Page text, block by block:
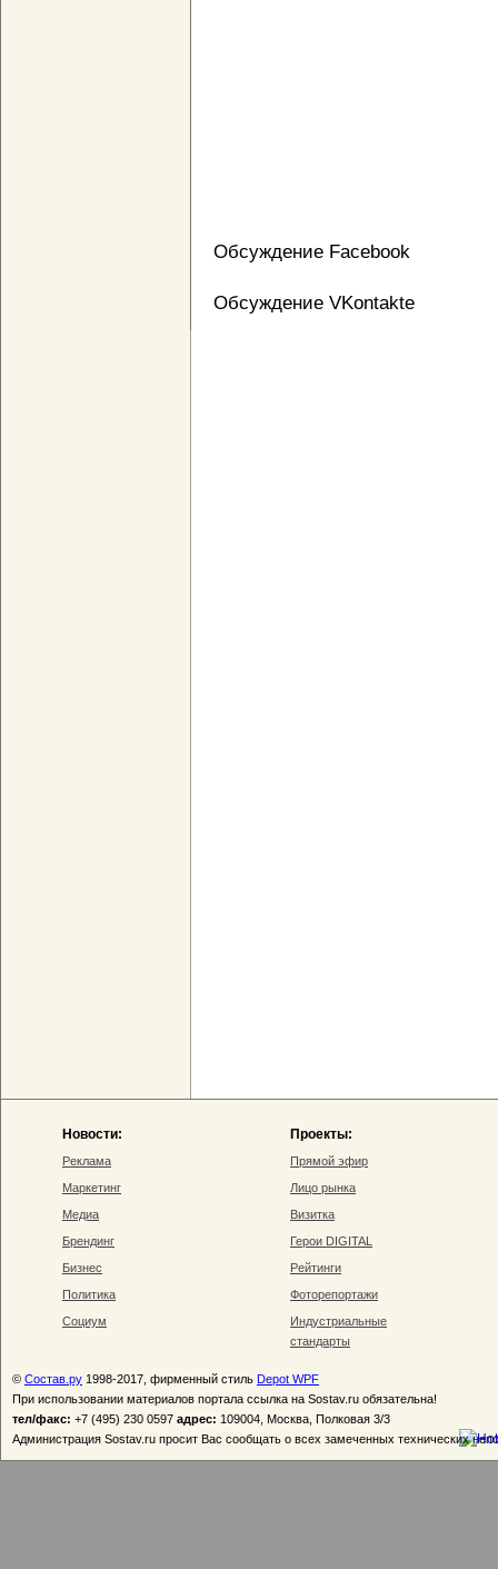
Обсуждение Facebook
Обсуждение VKontakte
Новости:
Реклама
Маркетинг
Медиа
Брендинг
Бизнес
Политика
Социум
Проекты:
Прямой эфир
Лицо рынка
Визитка
Герои DIGITAL
Рейтинги
Фоторепортажи
Индустриальные
стандарты
© Состав.ру 1998-2017, фирменный стиль Depot WPF
При использовании материалов портала ссылка на Sostav.ru обязательна!
тел/факс: +7 (495) 230 0597 адрес: 109004, Москва, Полковая 3/3
Администрация Sostav.ru просит Вас сообщать о всех замеченных технических